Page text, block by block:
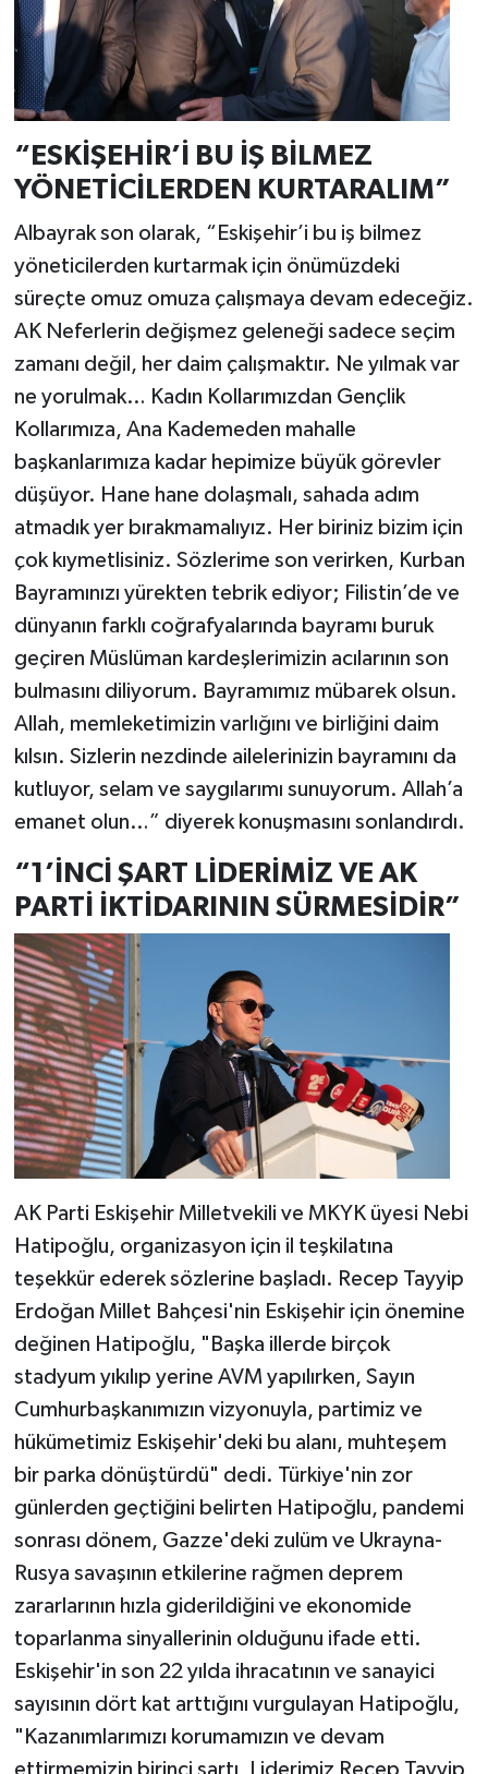
“ESKİŞEHİR’İ BU İŞ BİLMEZ
YÖNETİCİLERDEN KURTARALIM”
Albayrak son olarak, “Eskişehir’i bu iş bilmez
yöneticilerden kurtarmak için önümüzdeki
süreçte omuz omuza çalışmaya devam edeceğiz.
AK Neferlerin değişmez geleneği sadece seçim
zamanı değil, her daim çalışmaktır. Ne yılmak var
ne yorulmak… Kadın Kollarımızdan Gençlik
Kollarımıza, Ana Kademeden mahalle
başkanlarımıza kadar hepimize büyük görevler
düşüyor. Hane hane dolaşmalı, sahada adım
atmadık yer bırakmamalıyız. Her biriniz bizim için
çok kıymetlisiniz. Sözlerime son verirken, Kurban
Bayramınızı yürekten tebrik ediyor; Filistin’de ve
dünyanın farklı coğrafyalarında bayramı buruk
geçiren Müslüman kardeşlerimizin acılarının son
bulmasını diliyorum. Bayramımız mübarek olsun.
Allah, memleketimizin varlığını ve birliğini daim
kılsın. Sizlerin nezdinde ailelerinizin bayramını da
kutluyor, selam ve saygılarımı sunuyorum. Allah’a
emanet olun…” diyerek konuşmasını sonlandırdı.
“1’İNCİ ŞART LİDERİMİZ VE AK
PARTİ İKTİDARININ SÜRMESİDİR”
AK Parti Eskişehir Milletvekili ve MKYK üyesi Nebi
Hatipoğlu, organizasyon için il teşkilatına
teşekkür ederek sözlerine başladı. Recep Tayyip
Erdoğan Millet Bahçesi'nin Eskişehir için önemine
değinen Hatipoğlu, "Başka illerde birçok
stadyum yıkılıp yerine AVM yapılırken, Sayın
Cumhurbaşkanımızın vizyonuyla, partimiz ve
hükümetimiz Eskişehir'deki bu alanı, muhteşem
bir parka dönüştürdü" dedi. Türkiye'nin zor
günlerden geçtiğini belirten Hatipoğlu, pandemi
sonrası dönem, Gazze'deki zulüm ve Ukrayna-
Rusya savaşının etkilerine rağmen deprem
zararlarının hızla giderildiğini ve ekonomide
toparlanma sinyallerinin olduğunu ifade etti.
Eskişehir'in son 22 yılda ihracatının ve sanayici
sayısının dört kat arttığını vurgulayan Hatipoğlu,
"Kazanımlarımızı korumamızın ve devam